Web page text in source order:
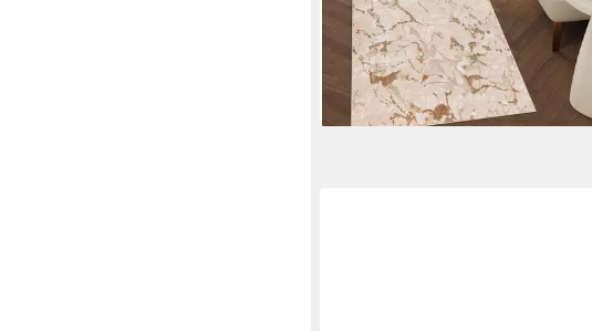
ab 35,99 € UVP51,47 €
-30%
lieferbar - in 4-5 Werktagen bei dir